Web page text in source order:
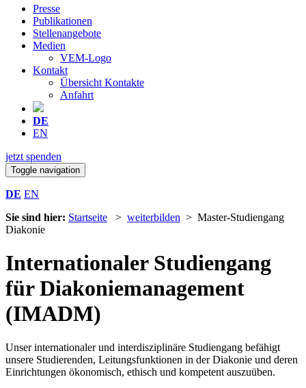
Presse
Publikationen
Stellenangebote
Medien
VEM-Logo
Kontakt
Übersicht Kontakte
Anfahrt
DE
EN
jetzt spenden
Toggle navigation
DE EN
Sie sind hier: Startseite > weiterbilden > Master-Studiengang
Diakonie
Internationaler Studiengang
für Diakoniemanagement
(IMADM)
Unser internationaler und interdisziplinäre Studiengang befähigt
unsere Studierenden, Leitungsfunktionen in der Diakonie und deren
Einrichtungen ökonomisch, ethisch und kompetent auszuüben.